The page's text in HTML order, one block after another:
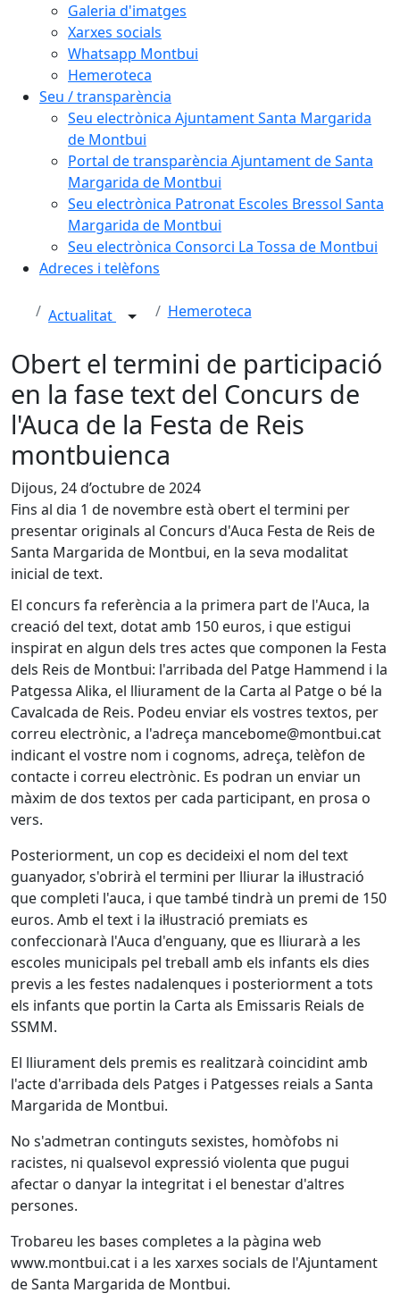
Galeria d'imatges
Xarxes socials
Whatsapp Montbui
Hemeroteca
Seu / transparència
Seu electrònica Ajuntament Santa Margarida
de Montbui
Portal de transparència Ajuntament de Santa
Margarida de Montbui
Seu electrònica Patronat Escoles Bressol Santa
Margarida de Montbui
Seu electrònica Consorci La Tossa de Montbui
Adreces i telèfons
Actualitat Hemeroteca
Obert el termini de participació
en la fase text del Concurs de
l'Auca de la Festa de Reis
montbuienca
Dijous, 24 d’octubre de 2024
Fins al dia 1 de novembre està obert el termini per
presentar originals al Concurs d'Auca Festa de Reis de
Santa Margarida de Montbui, en la seva modalitat
inicial de text.
El concurs fa referència a la primera part de l'Auca, la
creació del text, dotat amb 150 euros, i que estigui
inspirat en algun dels tres actes que componen la Festa
dels Reis de Montbui: l'arribada del Patge Hammend i la
Patgessa Alika, el lliurament de la Carta al Patge o bé la
Cavalcada de Reis. Podeu enviar els vostres textos, per
correu electrònic, a l'adreça mancebome@montbui.cat
indicant el vostre nom i cognoms, adreça, telèfon de
contacte i correu electrònic. Es podran un enviar un
màxim de dos textos per cada participant, en prosa o
vers.
Posteriorment, un cop es decideixi el nom del text
guanyador, s'obrirà el termini per lliurar la il·lustració
que completi l'auca, i que també tindrà un premi de 150
euros. Amb el text i la il·lustració premiats es
confeccionarà l'Auca d'enguany, que es lliurarà a les
escoles municipals pel treball amb els infants els dies
previs a les festes nadalenques i posteriorment a tots
els infants que portin la Carta als Emissaris Reials de
SSMM.
El lliurament dels premis es realitzarà coincidint amb
l'acte d'arribada dels Patges i Patgesses reials a Santa
Margarida de Montbui.
No s'admetran continguts sexistes, homòfobs ni
racistes, ni qualsevol expressió violenta que pugui
afectar o danyar la integritat i el benestar d'altres
persones.
Trobareu les bases completes a la pàgina web
www.montbui.cat i a les xarxes socials de l'Ajuntament
de Santa Margarida de Montbui.